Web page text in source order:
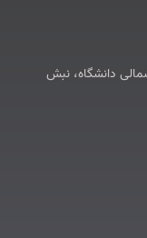
دانشگاه، نبش